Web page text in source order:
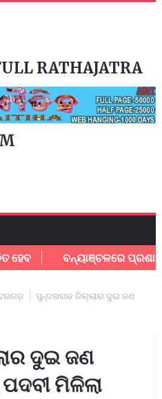
RATHAJATRA
ବନ୍ୟାଞ୍ଚଳରେ
ସୁନ୍ଦରଗଡ ଜିଲ୍ଲାର ଦୁଇ ଜଣ
ଦୁଇ ଜଣ
ମିଳିଲା